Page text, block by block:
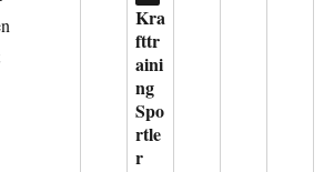
Kra
fttr
aini
ng
Spo
rtle
r